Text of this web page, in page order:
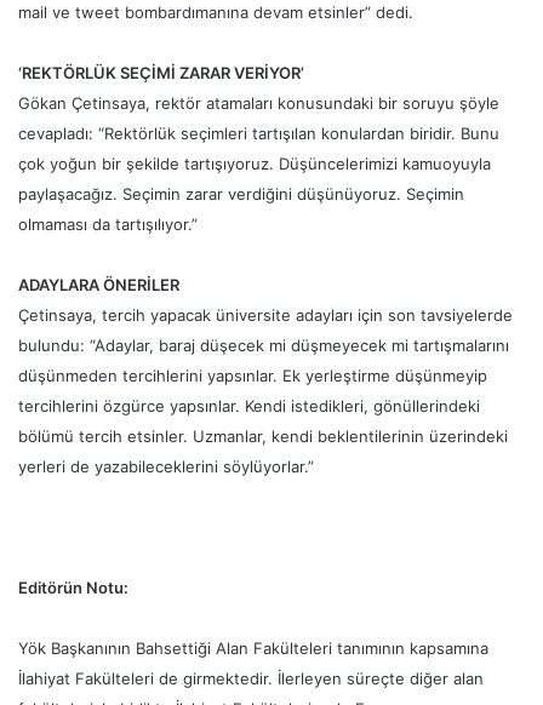
mail ve tweet bombardımanına devam etsinler” dedi.
‘REKTÖRLÜK SEÇİMİ ZARAR VERİYOR’
Gökan Çetinsaya, rektör atamaları konusundaki bir soruyu şöyle
cevapladı: “Rektörlük seçimleri tartışılan konulardan biridir. Bunu
çok yoğun bir şekilde tartışıyoruz. Düşüncelerimizi kamuoyuyla
paylaşacağız. Seçimin zarar verdiğini düşünüyoruz. Seçimin
olmaması da tartışılıyor.”
ADAYLARA ÖNERİLER
Çetinsaya, tercih yapacak üniversite adayları için son tavsiyelerde
bulundu: “Adaylar, baraj düşecek mi düşmeyecek mi tartışmalarını
düşünmeden tercihlerini yapsınlar. Ek yerleştirme düşünmeyip
tercihlerini özgürce yapsınlar. Kendi istedikleri, gönüllerindeki
bölümü tercih etsinler. Uzmanlar, kendi beklentilerinin üzerindeki
yerleri de yazabileceklerini söylüyorlar.”
Editörün Notu:
Yök Başkanının Bahsettiği Alan Fakülteleri tanımının kapsamına
İlahiyat Fakülteleri de girmektedir. İlerleyen süreçte diğer alan